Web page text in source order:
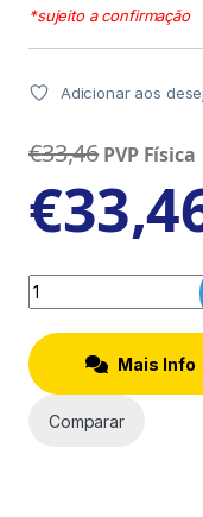
*sujeito a confirmação
Adicionar aos
€33,46 PVP Física
€
Quantity
Mais Info
Comparar